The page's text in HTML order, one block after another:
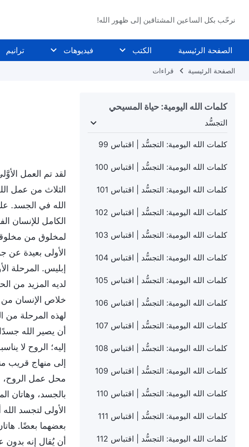
نرحّب بكل الساعين المشتاقين إلى ظهور الله!
الصفحة الرئيسية الكتب فيديوهات ترانيم
الصفحة الرئيسية قراءات
كلمات الله اليومية: حياة المسيحي
التجسُّد
في الأيام الأخيرة التجسُّد معرفة عمل الله
كلمات الله اليومية: التجسُّد | اقتباس 99
كلمات الله اليومية: التجسُّد | اقتباس 100
كلمات الله اليومية: التجسُّد | اقتباس 101
كلمات الله اليومية: التجسُّد | اقتباس 102
كلمات الله اليومية: التجسُّد | اقتباس 103
كلمات الله اليومية: التجسُّد | اقتباس 104
كلمات الله اليومية: التجسُّد | اقتباس 105
كلمات الله اليومية: التجسُّد | اقتباس 106
كلمات الله اليومية: التجسُّد | اقتباس 107
كلمات الله اليومية: التجسُّد | اقتباس 108
كلمات الله اليومية: التجسُّد | اقتباس 109
كلمات الله اليومية: التجسُّد | اقتباس 110
كلمات الله اليومية: التجسُّد | اقتباس 111
كلمات الله اليومية: التجسُّد | اقتباس 112
لقد تم العمل
الثلاث من عمل
الله في الجسد.
الكامل للإنسان
لمخلوق من
الأولى بعيدة
إبليس. المرحلة
لديه المزيد من
خلاص الإنسان من
لهذه المرحلة من
أن يصير الله
إليه؛ الروح لا
إلى منهاج قريب
محل عمل الروح،
بالجسد، وهاتان
الأولى لتجسد
بعضهما بعضًا.
أن يُقال إنه بدون